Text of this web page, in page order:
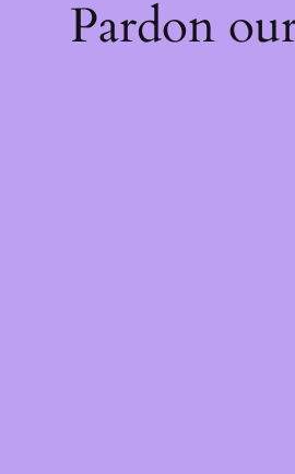
Pardon